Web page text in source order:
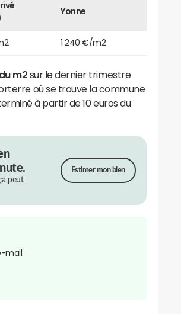
Yonne
1 240 €/m2
m2 sur le dernier trimestre
où se trouve la commune
à partir de 10 euros du
peut
Estimer mon bien
mail.